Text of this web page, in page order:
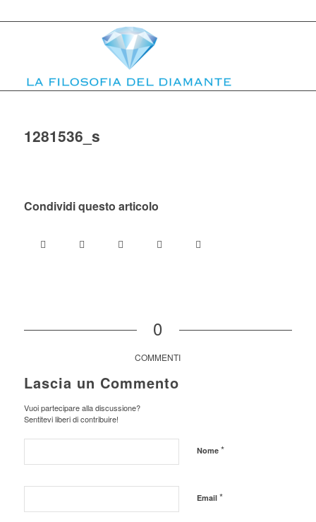
1281536_s
Condividi questo articolo
0
COMMENTI
Lascia un Commento
Vuoi partecipare alla discussione?
Sentitevi liberi di contribuire!
Nome *
Email *